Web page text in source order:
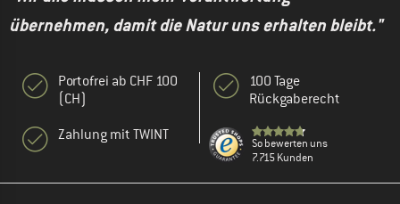
übernehmen, damit die Natur uns erhalten bleibt."
Portofrei ab CHF 100
(CH)
Zahlung mit TWINT
100 Tage
Rückgaberecht
So bewerten uns
7.715 Kunden